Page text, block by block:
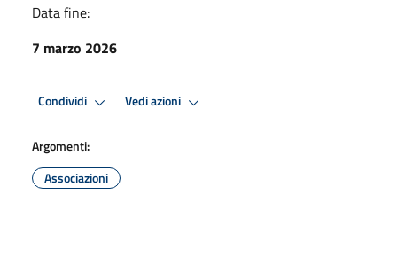
Data fine:
7 marzo 2026
Condividi Vedi azioni
Argomenti:
Associazioni